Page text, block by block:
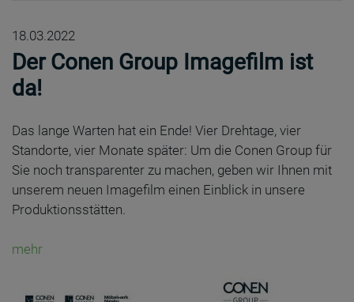
18.03.2022
Der Conen Group Imagefilm ist
da!
Das lange Warten hat ein Ende! Vier Drehtage, vier
Standorte, vier Monate später: Um die Conen Group für
Sie noch transparenter zu machen, geben wir Ihnen mit
unserem neuen Imagefilm einen Einblick in unsere
Produktionsstätten.
mehr